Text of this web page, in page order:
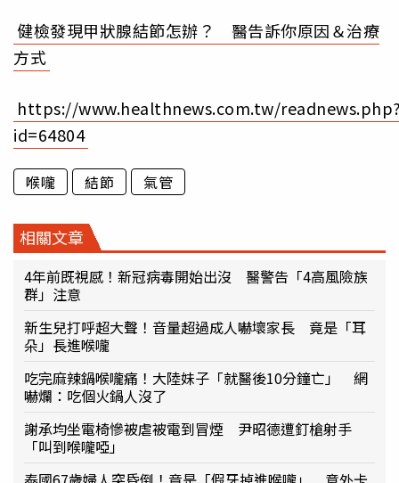
健檢發現甲狀腺結節怎辦？ 醫告訴你原因＆治療
方式
https://www.healthnews.com.tw/
id=64804
喉嚨 結節 氣管
相關文章
4年前既視感！新冠病毒開始出沒 醫警告「4高風險族
群」注意
新生兒打呼超大聲！音量超過成人嚇壞家長 竟是「耳
朵」長進喉嚨
吃完麻辣鍋喉嚨痛！大陸妹子「就醫後10分鐘亡」 網
嚇爛：吃個火鍋人沒了
謝承均坐電椅慘被虐被電到冒煙 尹昭德遭釘槍射手
「叫到喉嚨啞」